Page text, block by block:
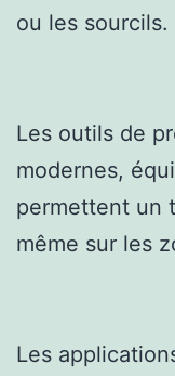
ou les sourcils.
Les outils de
modernes,
permettent un
même sur les
Les